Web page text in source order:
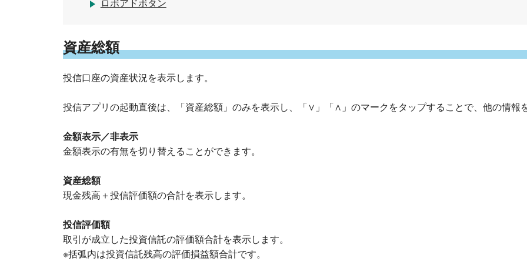
ロボアドボタン
資産総額
投信口座の資産状況を表示します。
投信アプリの起動直後は、「資産総額」のみを表示し、「∨」「∧」のマークをタップすることで、他の情報
金額表示／非表示
金額表示の有無を切り替えることができます。
資産総額
現金残高＋投信評価額の合計を表示します。
投信評価額
取引が成立した投資信託の評価額合計を表示します。
※括弧内は投資信託残高の評価損益額合計です。